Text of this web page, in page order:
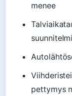
menee
pettymys